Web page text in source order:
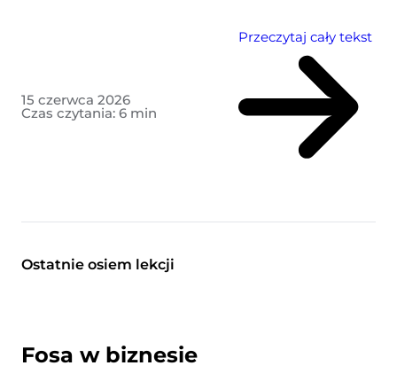
15 czerwca 2026
Czas czytania: 6 min
Przeczytaj cały tekst
Ostatnie osiem lekcji
Fosa w biznesie